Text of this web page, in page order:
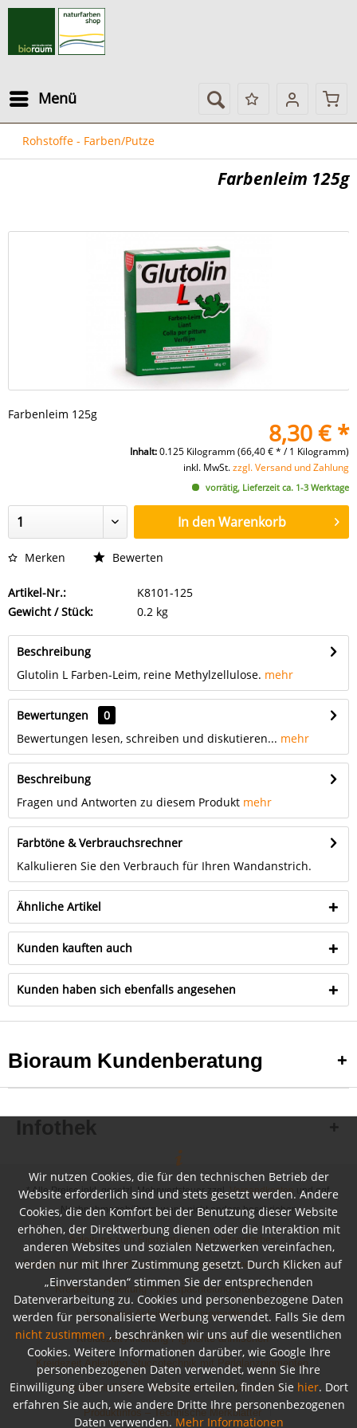
Menü
Rohstoffe - Farben/Putze
Farbenleim 125g
Farbenleim 125g
8,30 € *
Inhalt:0.125 Kilogramm (66,40 € * / 1 Kilogramm)
inkl. MwSt.zzgl. Versand und Zahlung
vorrätig, Lieferzeit ca. 1-3 Werktage
In denWarenkorb
Merken Bewerten
Artikel-Nr.:
K8101-125
Gewicht / Stück:
0.2 kg
Beschreibung
Glutolin L Farben-Leim, reine Methylzellulose. mehr
Bewertungen
0
Bewertungen lesen, schreiben und diskutieren... mehr
Beschreibung
Fragen und Antworten zu diesem Produkt mehr
Farbtöne & Verbrauchsrechner
Kalkulieren Sie den Verbrauch für Ihren Wandanstrich.
Ähnliche Artikel
Kunden kauften auch
Kunden haben sich ebenfalls angesehen
Bioraum Kundenberatung
Infothek
* Alle Preise inkl. gesetzl. Mehrwertsteuer zzgl.Versandkosten
und ggf.
Nachnahmegebühren, wenn nicht anders beschrieben
Anleitung zum Pigmentieren von Wandfarben
Farbkarten, Flyer und Broschüren Inspirationen und Beispiele
Kreidezeit Anleitung Fleckspachtelung Stucco Fein
Kreidezeit Anleitung Öle pigmentieren
Kreidezeit Anleitung Pigmente anmischen
Kreidezeit Anleitung Stuccotechnik mit Perlglanzpigmenten
Kreidezeit Blog Kreidezeit Produktbroschüre
Produktinfos – Technische Merkblätter
Wir nutzen Cookies, die für den technischen Betrieb der
Website erforderlich sind und stets gesetzt werden. Andere
Cookies, die den Komfort bei der Benutzung dieser Website
erhöhen, der Direktwerbung dienen oder die Interaktion mit
anderen Websites und sozialen Netzwerken vereinfachen,
werden nur mit Ihrer Zustimmung gesetzt. Durch Klicken auf
„Einverstanden“ stimmen Sie der entsprechenden
Datenverarbeitung zu. Cookies und personenbezogene Daten
werden für personalisierte Werbung verwendet. Falls Sie dem
nicht zustimmen , beschränken wir uns auf die wesentlichen
Cookies. Weitere Informationen darüber, wie Google Ihre
personenbezogenen Daten verwendet, wenn Sie Ihre
Einwilligung über unsere Website erteilen, finden Sie hier. Dort
erfahren Sie auch, wie andere Dritte Ihre personenbezogenen
Daten verwenden. Mehr Informationen